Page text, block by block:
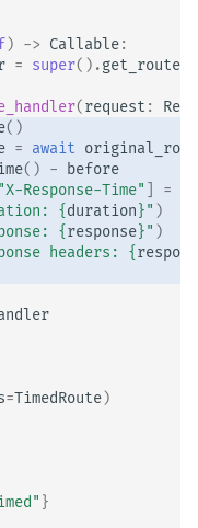
) -> Callable:
= super() .
(request :
()
= await
() - before
"X-Response-Time" =
{ duration }" )
{ response}" )
headers: {
=TimedRoute)
}